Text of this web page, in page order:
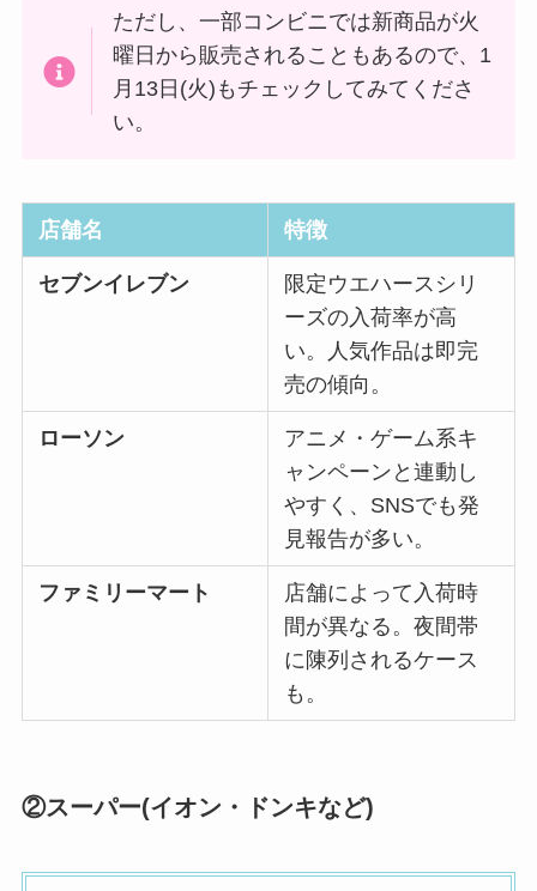
ただし、一部コンビニでは新商品が火
曜日から販売されることもあるので、1
月13日(火)もチェックしてみてくださ
い。
店舗名 特徴
セブンイレブン
限定ウエハースシリ
ーズの入荷率が高
い。人気作品は即完
売の傾向。
ローソン
アニメ・ゲーム系キ
ャンペーンと連動し
やすく、SNSでも発
見報告が多い。
ファミリーマート
店舗によって入荷時
間が異なる。夜間帯
に陳列されるケース
も。
②スーパー(イオン・ドンキなど)